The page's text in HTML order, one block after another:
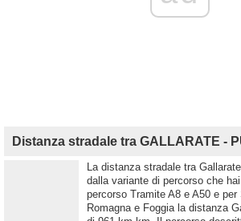
Distanza stradale tra GALLARATE -
La distanza stradale tra
dalla variante di percorso che
percorso Tramite A8 e A50 e per
Romagna e Foggia la distanza